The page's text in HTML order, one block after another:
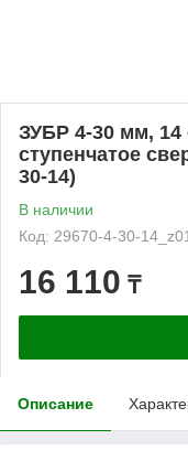
ЗУБР 4-30 мм, 14
ступенчатое
30-14)
В наличии
Код: 29670-4-30-14_z01
16 110 ₸
Описание